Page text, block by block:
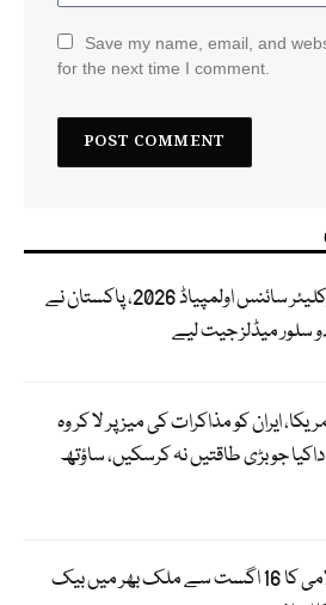
Save my name, email, and
for the next time I comment.
انٹرنیشنل نیوکلیئر سائنس اولمپیاڈ 2026، پاکستان نے
سلور میڈلز جیت لیے
ایران کو مذاکرات کی میز پر لا کر وہ
جو بڑی طاقتیں نہ کرسکیں، ساؤتھ
جماعت اسلامی کا 16 اگست سے ملک بھر میں بیک